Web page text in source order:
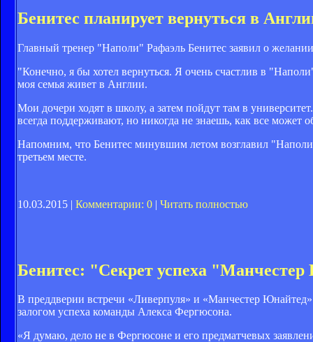
Бенитес планирует вернуться в
Главный тренер "Наполи" Рафаэль Бенитес заявил о
"Конечно, я бы хотел вернуться. Я очень счастлив в
моя семья живет в Англии.
Мои дочери ходят в школу, а затем пойдут там в
всегда поддерживают, но никогда не знаешь, как все может
Напомним, что Бенитес минувшим летом возглавил
третьем месте.
10.03.2015 | Комментарии: 0 | Читать полностью
Бенитес: "Секрет успеха
В преддверии встречи «Ливерпуля» и «Манчестер
залогом успеха команды Алекса Фергюсона.
«Я думаю, дело не в Фергюсоне и его предматчевых